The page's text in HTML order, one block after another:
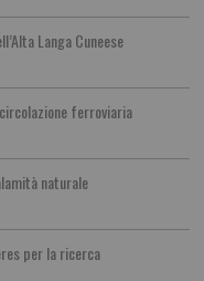
Langa Cuneese
ferroviaria
naturale
per la ricerca